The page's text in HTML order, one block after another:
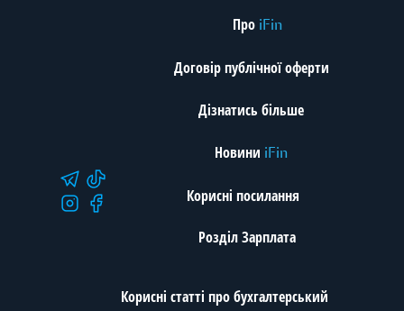
Про iFin
Договір публічної оферти
Дізнатись більше
Новини iFin
Корисні посилання
Розділ Зарплата
Корисні статті про бухгалтерський